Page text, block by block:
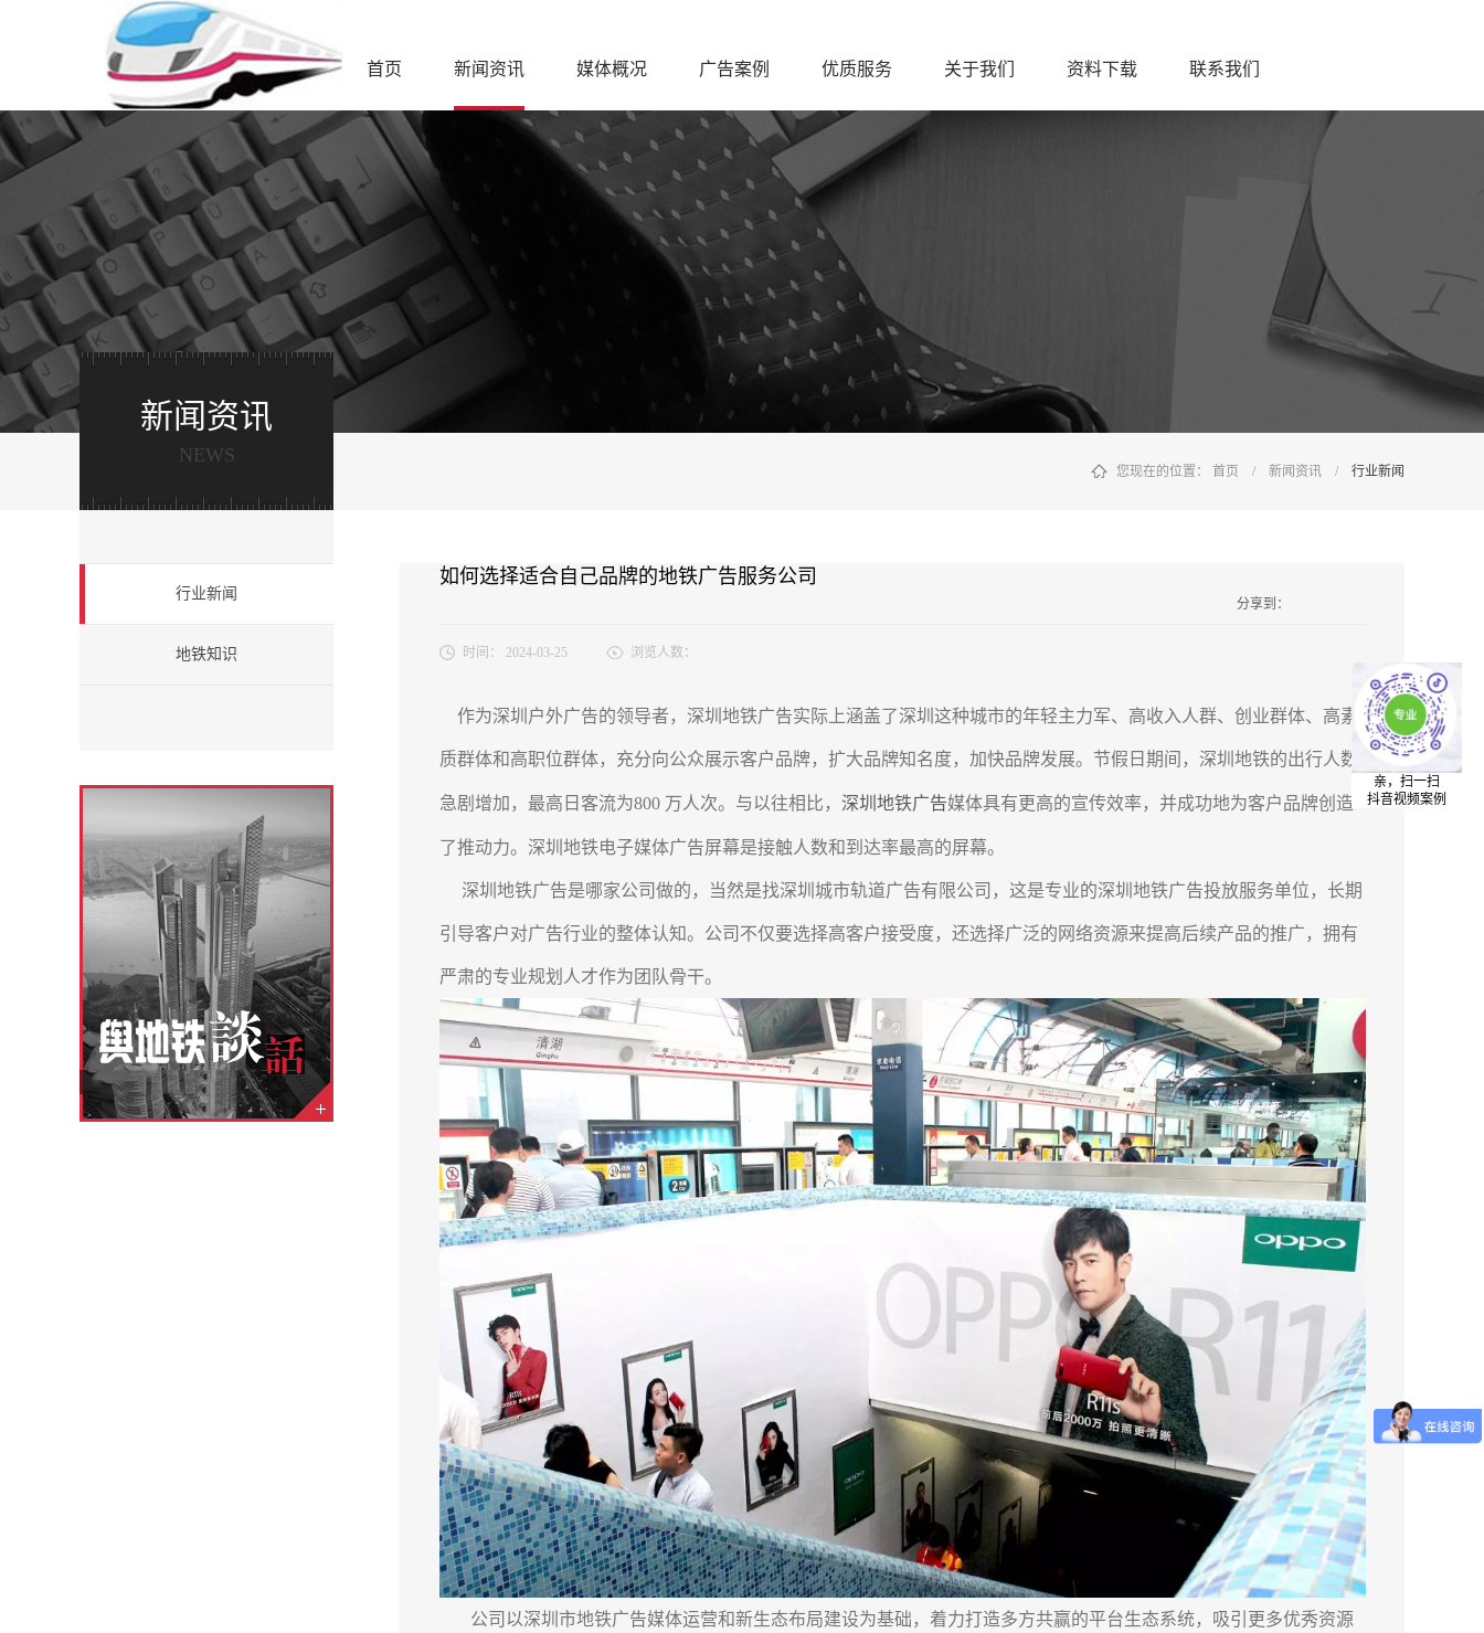
首页 新闻资讯 媒体概况 广告案例 优质服务 关于我们 资料下载 联系我们
新闻资讯
NEWS
行业新闻
地铁知识
您现在的位置： 首页 / 新闻资讯 / 行业新闻
如何选择适合自己品牌的地铁广告服务公司
分享到：
时间： 2024-03-25 浏览人数：
作为深圳户外广告的领导者，深圳地铁广告实际上涵盖了深圳这种城市的年轻主力军、高收入人群、创业群体、高素
质群体和高职位群体，充分向公众展示客户品牌，扩大品牌知名度，加快品牌发展。节假日期间，深圳地铁的出行人数
急剧增加，最高日客流为800 万人次。与以往相比， 深圳地铁广告媒体具有更高的宣传效率，并成功地为客户品牌创造
了推动力。深圳地铁电子媒体广告屏幕是接触人数和到达率最高的屏幕。
深圳地铁广告是哪家公司做的，当然是找深圳城市轨道广告有限公司，这是专业的深圳地铁广告投放服务单位，长期
引导客户对广告行业的整体认知。公司不仅要选择高客户接受度，还选择广泛的网络资源来提高后续产品的推广，拥有
严肃的专业规划人才作为团队骨干。
公司以深圳市地铁广告媒体运营和新生态布局建设为基础，着力打造多方共赢的平台生态系统，吸引更多优秀资源
亲，扫一扫
抖音视频案例